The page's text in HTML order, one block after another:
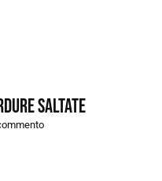
saltate